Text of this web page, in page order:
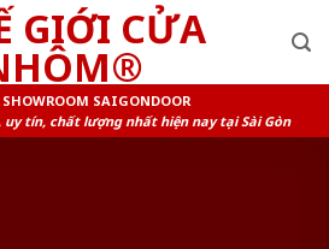
SAIGONDOOR
tín, chất lượng nhất hiện nay tại Sài Gòn